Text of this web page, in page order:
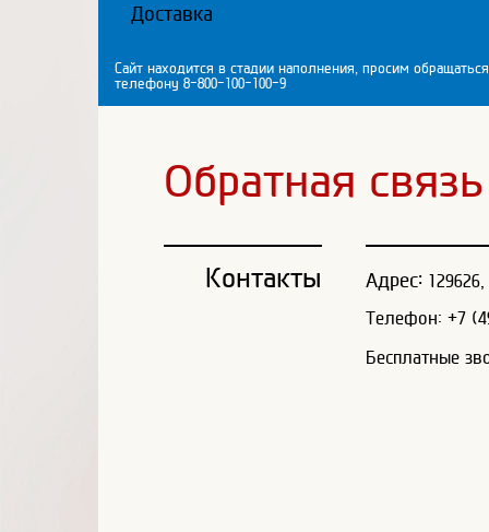
Доставка
Сайт находится в стадии наполнения, просим
телефону 8-800-100-100-9
Обратная связь
Контакты Адрес:
Телефон: +7
Бесплатные